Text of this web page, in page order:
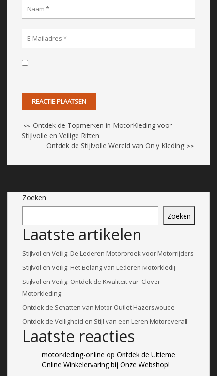
<< Ontdek de Topmerken in MotorKleding voor
Stijlvolle en Veilige Ritten
Ontdek de Stijlvolle Wereld van Only Kleding >>
Zoeken
Zoeken
Laatste artikelen
Stijlvol en Veilig: De Lederen Motorbroek voor Motorrijders
Stijlvol en Veilig: Het Belang van Lederen Motorkledij
Stijlvol en Veilig: Ontdek de Kwaliteit van Clover
Motorkleding
Ontdek de Schatten van Motor Outlet Hazerswoude
Ontdek de Veiligheid en Stijl van een Leren Motoroverall
Laatste reacties
motorkleding-online op Ontdek de Ultieme
Online Winkelervaring bij Onze Webshop!